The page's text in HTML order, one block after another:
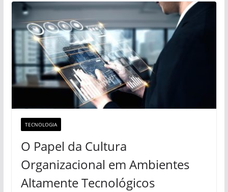
TECNOLOGIA
O Papel da Cultura
Organizacional em Ambientes
Altamente Tecnológicos